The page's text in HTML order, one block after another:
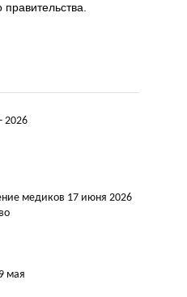
2026
медиков 17 июня 2026
мая